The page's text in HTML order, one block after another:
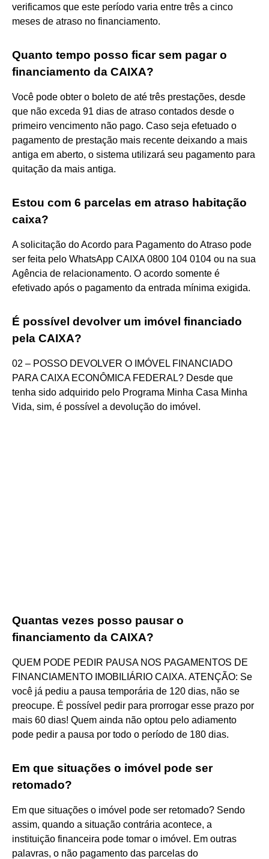
verificamos que este período varia entre três a cinco
meses de atraso no financiamento.
Quanto tempo posso ficar sem pagar o
financiamento da CAIXA?
Você pode obter o boleto de até três prestações, desde
que não exceda 91 dias de atraso contados desde o
primeiro vencimento não pago. Caso seja efetuado o
pagamento de prestação mais recente deixando a mais
antiga em aberto, o sistema utilizará seu pagamento para
quitação da mais antiga.
Estou com 6 parcelas em atraso habitação
caixa?
A solicitação do Acordo para Pagamento do Atraso pode
ser feita pelo WhatsApp CAIXA 0800 104 0104 ou na sua
Agência de relacionamento. O acordo somente é
efetivado após o pagamento da entrada mínima exigida.
É possível devolver um imóvel financiado
pela CAIXA?
02 – POSSO DEVOLVER O IMÓVEL FINANCIADO
PARA CAIXA ECONÔMICA FEDERAL? Desde que
tenha sido adquirido pelo Programa Minha Casa Minha
Vida, sim, é possível a devolução do imóvel.
Quantas vezes posso pausar o
financiamento da CAIXA?
QUEM PODE PEDIR PAUSA NOS PAGAMENTOS DE
FINANCIAMENTO IMOBILIÁRIO CAIXA. ATENÇÃO: Se
você já pediu a pausa temporária de 120 dias, não se
preocupe. É possível pedir para prorrogar esse prazo por
mais 60 dias! Quem ainda não optou pelo adiamento
pode pedir a pausa por todo o período de 180 dias.
Em que situações o imóvel pode ser
retomado?
Em que situações o imóvel pode ser retomado? Sendo
assim, quando a situação contrária acontece, a
instituição financeira pode tomar o imóvel. Em outras
palavras, o não pagamento das parcelas do